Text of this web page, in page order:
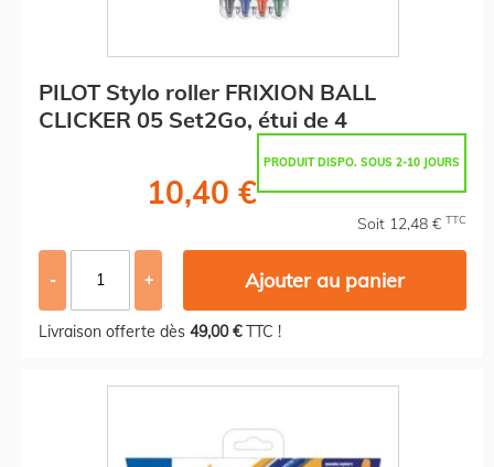
PILOT Stylo roller FRIXION BALL
CLICKER 05 Set2Go, étui de 4
PRODUIT DISPO. SOUS 2-10 JOURS
10,40 €
Soit 12,48 € TTC
- + Ajouter au panier
Livraison offerte dès 49,00 €TTC !